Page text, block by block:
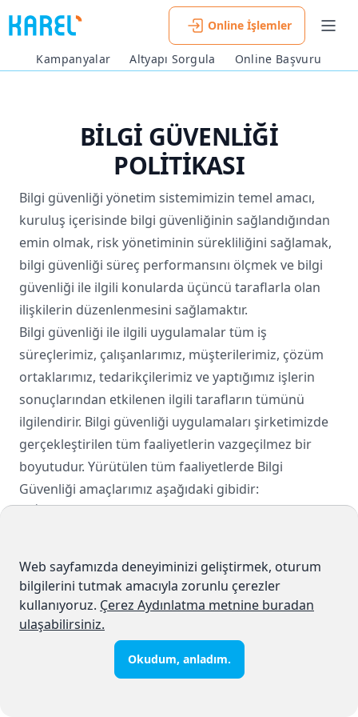
Online İşlemler
Menü
Kampanyalar
Altyapı Sorgula Online Başvuru
BİLGİ GÜVENLİĞİ
POLİTİKASI
Bilgi güvenliği yönetim sistemimizin temel amacı,
kuruluş içerisinde bilgi güvenliğinin sağlandığından
emin olmak, risk yönetiminin sürekliliğini sağlamak,
bilgi güvenliği süreç performansını ölçmek ve bilgi
güvenliği ile ilgili konularda üçüncü taraflarla olan
ilişkilerin düzenlenmesini sağlamaktır.
Bilgi güvenliği ile ilgili uygulamalar tüm iş
süreçlerimiz, çalışanlarımız, müşterilerimiz, çözüm
ortaklarımız, tedarikçilerimiz ve yaptığımız işlerin
sonuçlarından etkilenen ilgili tarafların tümünü
ilgilendirir. Bilgi güvenliği uygulamaları şirketimizde
gerçekleştirilen tüm faaliyetlerin vazgeçilmez bir
boyutudur. Yürütülen tüm faaliyetlerde Bilgi
Güvenliği amaçlarımız aşağıdaki gibidir:
a)İçeriden veya dışarıdan, bilerek ya da bilmeyerek
b)Yasal mevzuat gereksinimlerini karşılamak,
c)Yürütülen tüm faaliyetlerde bilgi güvenliği yönetim
sisteminin üç temel öğesinin sürekliliğini sağlamak,
Kritik bilgilerin açığa çıkmasının ve
yetkisiz kişilerin eline geçmesinin önlenmesi,
Web sayfamızda deneyiminizi geliştirmek, oturum
bilgilerini tutmak amacıyla zorunlu çerezler
kullanıyoruz. Çerez Aydınlatma metnine buradan
ulaşabilirsiniz.
Okudum, anladım.